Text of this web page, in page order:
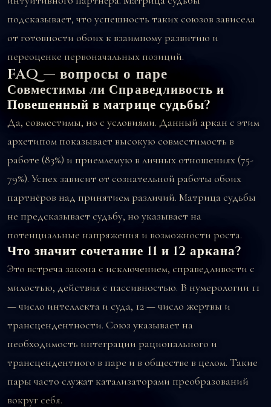
подсказывает, что успешность таких союзов зависела
от готовности обоих к взаимному развитию и
переоценке первоначальных позиций.
FAQ — вопросы о паре
Совместимы ли Справедливость и
Повешенный в матрице судьбы?
Да, совместимы, но с условиями. Данный аркан с этим
архетипом показывает высокую совместимость в
работе (83%) и приемлемую в личных отношениях (75-
79%). Успех зависит от сознательной работы обоих
партнёров над принятием различий. Матрица судьбы
не предсказывает судьбу, но указывает на
потенциальные напряжения и возможности роста.
Что значит сочетание 11 и 12 аркана?
Это встреча закона с исключением, справедливости с
милостью, действия с пассивностью. В нумерологии 11
— число интеллекта и суда, 12 — число жертвы и
трансцендентности. Союз указывает на
необходимость интеграции рационального и
трансцендентного в паре и в обществе в целом. Такие
пары часто служат катализаторами преобразований
вокруг себя.